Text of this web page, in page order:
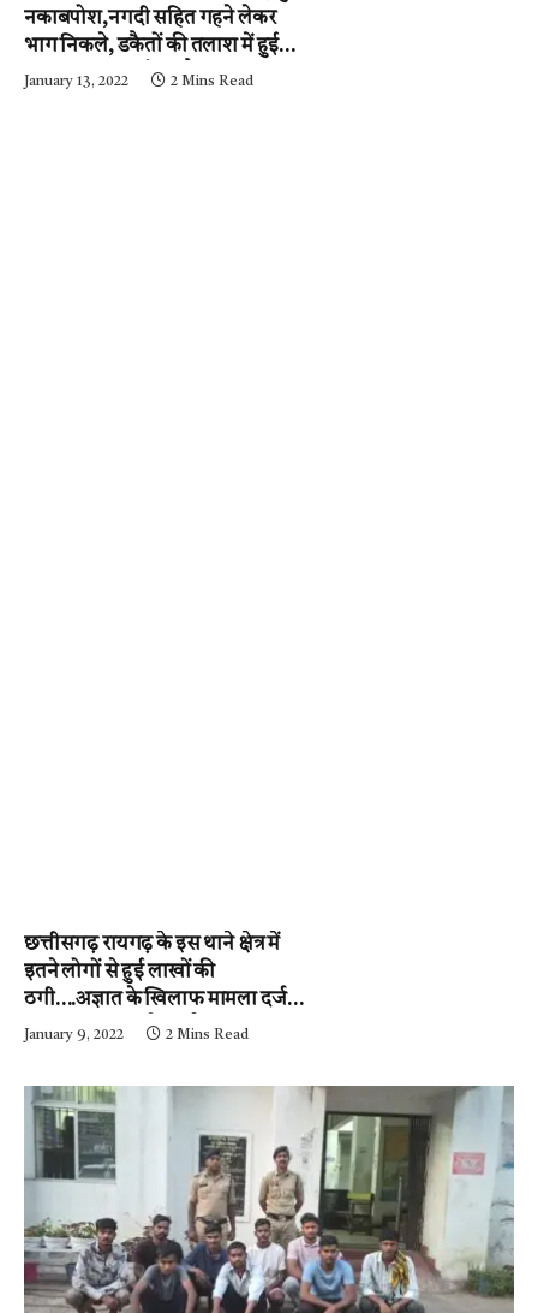
नकाबपोश,नगदी सहित गहने लेकर
भाग निकले, डकैतों की तलाश में हुई
नाकाबंदी…..आईजी और
January 13, 2022 2 Mins Read
छत्तीसगढ़ रायगढ़ के इस थाने क्षेत्र में
इतने लोगों से हुई लाखों की
ठगी….अज्ञात के खिलाफ मामला दर्ज,
पुलिस जुटी जांच में….पढ़े न्यूज़
January 9, 2022 2 Mins Read